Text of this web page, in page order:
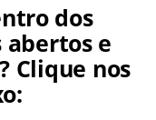
dos
abertos e
Clique nos